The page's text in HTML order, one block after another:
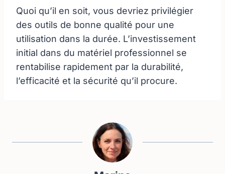
Quoi qu’il en soit, vous devriez privilégier
des outils de bonne qualité pour une
utilisation dans la durée. L’investissement
initial dans du matériel professionnel se
rentabilise rapidement par la durabilité,
l’efficacité et la sécurité qu’il procure.